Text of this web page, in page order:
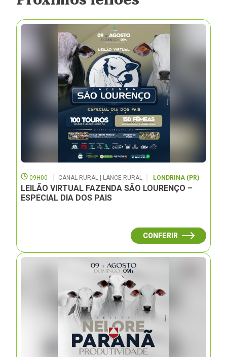
09H00 CANAL RURAL | LANCE RURAL LONDRINA (PR)
LEILÃO VIRTUAL FAZENDA SÃO LOURENÇO –
ESPECIAL DIA DOS PAIS
CONFERIR